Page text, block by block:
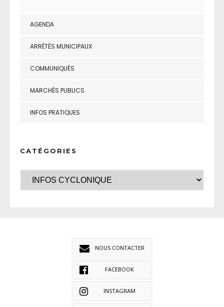
AGENDA
ARRÊTÉS MUNICIPAUX
COMMUNIQUÉS
MARCHÉS PUBLICS
INFOS PRATIQUES
CATÉGORIES
NOUS CONTACTER
FACEBOOK
INSTAGRAM